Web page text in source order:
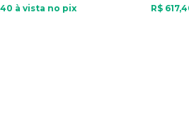
40 à vista no pix R$ 617,